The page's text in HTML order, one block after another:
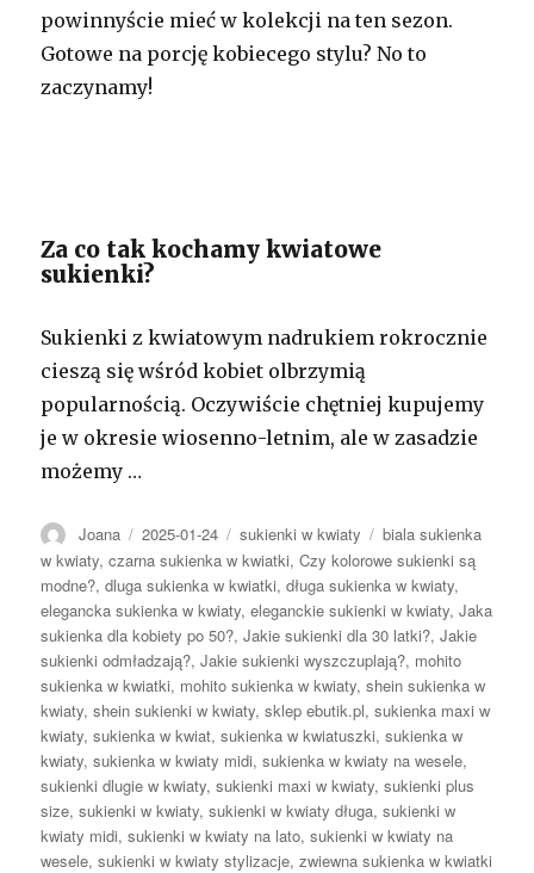
powinnyście mieć w kolekcji na ten sezon.
Gotowe na porcję kobiecego stylu? No to
zaczynamy!
Za co tak kochamy kwiatowe
sukienki?
Sukienki z kwiatowym nadrukiem rokrocznie
cieszą się wśród kobiet olbrzymią
popularnością. Oczywiście chętniej kupujemy
je w okresie wiosenno-letnim, ale w zasadzie
możemy …
Autor
Joana Opublikowano
2025-01-24 Kategorie
sukienki w kwiaty Tagi
biala sukienka
w kwiaty,czarna sukienka w kwiatki,Czy kolorowe sukienki są
modne?,dluga sukienka w kwiatki,długa sukienka w kwiaty,
elegancka sukienka w kwiaty,eleganckie sukienki w kwiaty,Jaka
sukienka dla kobiety po 50?,Jakie sukienki dla 30 latki?,Jakie
sukienki odmładzają?,Jakie sukienki wyszczuplają?, mohito
sukienka w kwiatki, mohito sukienka w kwiaty,shein sukienka w
kwiaty,shein sukienki w kwiaty,sklep ebutik.pl,sukienka maxi w
kwiaty,sukienka w kwiat,sukienka w kwiatuszki,sukienka w
kwiaty,sukienka w kwiaty midi,sukienka w kwiaty na wesele,
sukienki dlugie w kwiaty,sukienki maxi w kwiaty,sukienki plus
size,sukienki w kwiaty,sukienki w kwiaty długa,sukienki w
kwiaty midi,sukienki w kwiaty na lato,sukienki w kwiaty na
wesele,sukienki w kwiaty stylizacje,zwiewna sukienka w kwiatki